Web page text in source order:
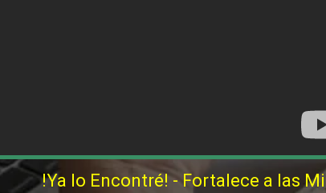
!Ya lo Encontré! - Fortalece a las